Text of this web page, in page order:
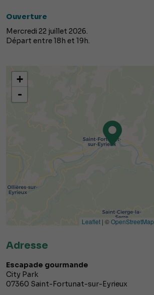
Ouverture
Mercredi 22 juillet 2026.
Départ entre 18h et 19h.
+
-
Leaflet | ©OpenStreetMap
Adresse
Escapade gourmande
City Park
07360 Saint-Fortunat-sur-Eyrieux